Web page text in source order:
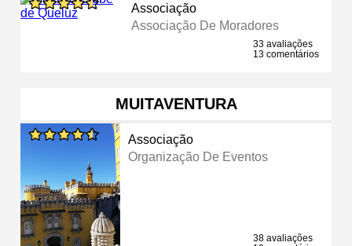
Associação
Associação De Moradores
33 avaliações
13 comentários
MUITAVENTURA
Associação
Organização De Eventos
38 avaliações